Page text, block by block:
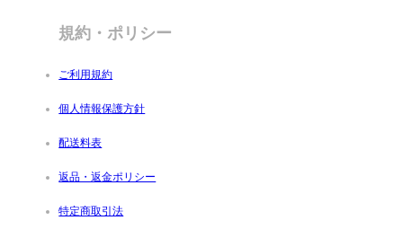
規約・ポリシー
ご利用規約
個人情報保護方針
配送料表
返品・返金ポリシー
特定商取引法